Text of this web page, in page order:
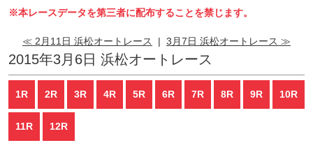
※本レースデータを第三者に配布することを禁じます。
≪ 2月11日 浜松オートレース | 3月7日 浜松オートレース ≫
2015年3月6日 浜松オートレース
1R 2R 3R 4R 5R 6R 7R 8R 9R 10R
11R 12R